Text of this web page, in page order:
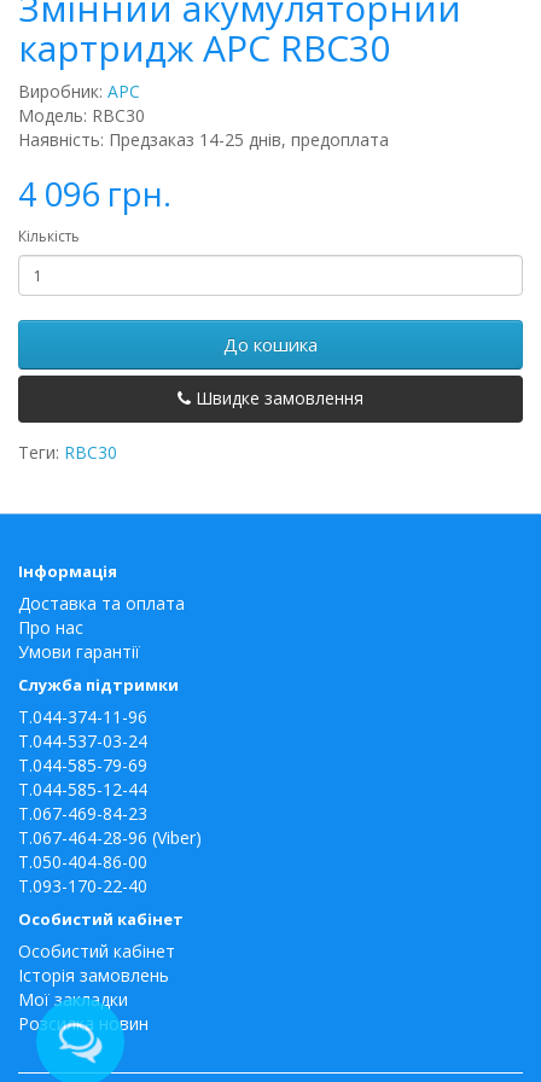
картридж APC RBC30
Виробник: APC
Модель: RBC30
Наявність: Предзаказ 14-25 днів, предоплата
4 096 грн.
Кількість
До кошика
Швидке замовлення
Теги: RBC30
Інформація
Доставка та оплата
Про нас
Умови гарантії
Служба підтримки
T.044-374-11-96
T.044-537-03-24
T.044-585-79-69
T.044-585-12-44
T.067-469-84-23
T.067-464-28-96 (Viber)
T.050-404-86-00
T.093-170-22-40
Особистий кабінет
Особистий кабінет
Історія замовлень
Мої закладки
Розсилка новин